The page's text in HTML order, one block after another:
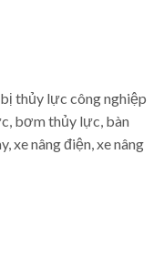
thủy lực công nghiệp
bơm thủy lực, bàn
xe nâng điện, xe nâng